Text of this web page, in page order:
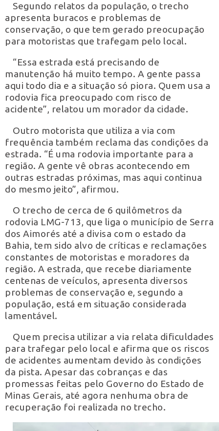
Segundo relatos da população, o trecho
apresenta buracos e problemas de
conservação, o que tem gerado preocupação
para motoristas que trafegam pelo local.
“Essa estrada está precisando de
manutenção há muito tempo. A gente passa
aqui todo dia e a situação só piora. Quem usa a
rodovia fica preocupado com risco de
acidente”, relatou um morador da cidade.
Outro motorista que utiliza a via com
frequência também reclama das condições da
estrada. “É uma rodovia importante para a
região. A gente vê obras acontecendo em
outras estradas próximas, mas aqui continua
do mesmo jeito”, afirmou.
O trecho de cerca de 6 quilômetros da
rodovia LMG-713, que liga o município de Serra
dos Aimorés até a divisa com o estado da
Bahia, tem sido alvo de críticas e reclamações
constantes de motoristas e moradores da
região. A estrada, que recebe diariamente
centenas de veículos, apresenta diversos
problemas de conservação e, segundo a
população, está em situação considerada
lamentável.
Quem precisa utilizar a via relata dificuldades
para trafegar pelo local e afirma que os riscos
de acidentes aumentam devido às condições
da pista. Apesar das cobranças e das
promessas feitas pelo Governo do Estado de
Minas Gerais, até agora nenhuma obra de
recuperação foi realizada no trecho.